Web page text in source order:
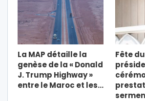
La MAP détaille la
genèse de la « Donald
J. Trump Highway »
entre le Maroc et les…
Fête